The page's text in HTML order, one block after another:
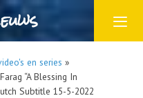
en series »
“A Blessing In
Subtitle 15-5-2022